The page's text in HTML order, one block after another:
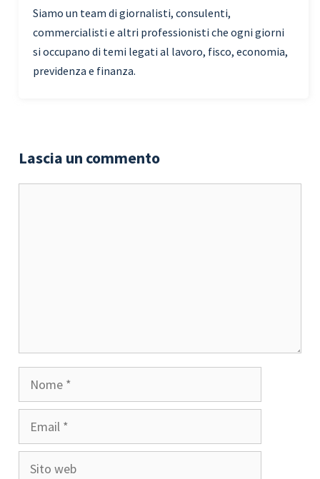
Siamo un team di giornalisti, consulenti,
commercialisti e altri professionisti che ogni giorni
si occupano di temi legati al lavoro, fisco, economia,
previdenza e finanza.
Lascia un commento
Nome
Email
Sito